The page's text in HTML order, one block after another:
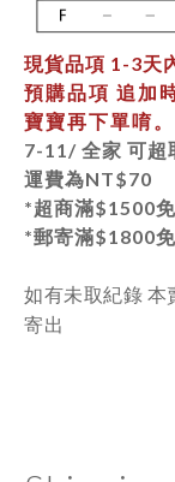
現貨品項 1-3天
預購品項 追加
寶寶再下單唷。
7-11/ 全家 可超
運費為NT$70
*超商滿$1500
*郵寄滿$1800
如有未取紀錄 本
寄出